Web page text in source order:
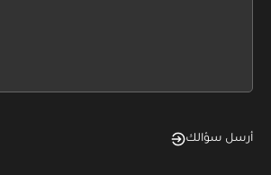
أرسل سؤالك